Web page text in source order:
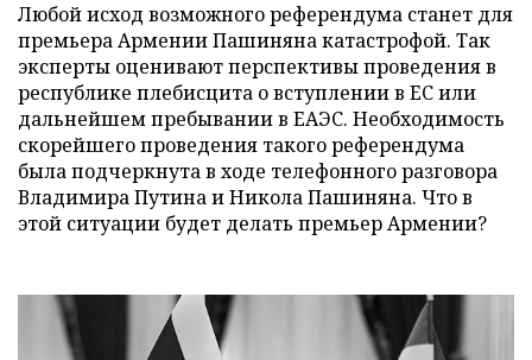
Любой исход возможного референдума станет для
премьера Армении Пашиняна катастрофой. Так
эксперты оценивают перспективы проведения в
республике плебисцита о вступлении в ЕС или
дальнейшем пребывании в ЕАЭС. Необходимость
скорейшего проведения такого референдума
была подчеркнута в ходе телефонного разговора
Владимира Путина и Никола Пашиняна. Что в
этой ситуации будет делать премьер Армении?